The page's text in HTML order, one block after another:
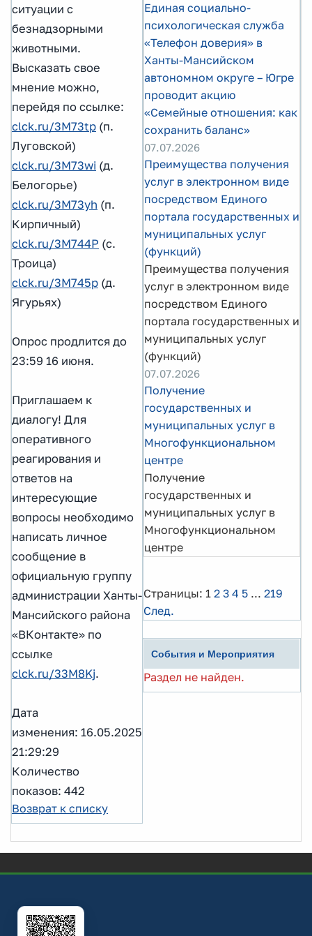
ситуации с
безнадзорными
животными.
Высказать свое
мнение можно,
перейдя по ссылке:
clck.ru/3M73tp (п.
Луговской)
clck.ru/3M73wi (д.
Белогорье)
clck.ru/3M73yh (п.
Кирпичный)
clck.ru/3M744P (с.
Троица)
clck.ru/3M745p (д.
Ягурьях)
Опрос продлится до
23:59 16 июня.
Приглашаем к
диалогу! Для
оперативного
реагирования и
ответов на
интересующие
вопросы необходимо
написать личное
сообщение в
официальную группу
администрации Ханты-
Мансийского района
«ВКонтакте» по
ссылке
clck.ru/33M8Kj.
Дата
изменения: 16.05.2025
21:29:29
Количество
показов: 442
Возврат к списку
Единая социально-
психологическая служба
«Телефон доверия» в
Ханты-Мансийском
автономном округе – Югре
проводит акцию
«Семейные отношения: как
сохранить баланс»
07.07.2026
Преимущества получения
услуг в электронном виде
посредством Единого
портала государственных и
муниципальных услуг
(функций)
Преимущества получения
услуг в электронном виде
посредством Единого
портала государственных и
муниципальных услуг
(функций)
07.07.2026
Получение
государственных и
муниципальных услуг в
Многофункциональном
центре
Получение
государственных и
муниципальных услуг в
Многофункциональном
центре
Страницы: 1 2 3 4 5 ... 219
След.
События и Мероприятия
Раздел не найден.